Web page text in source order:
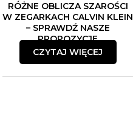
RÓŻNE OBLICZA SZAROŚCI
W ZEGARKACH CALVIN KLEIN
– SPRAWDŹ NASZE
PROPOZYCJE
CZYTAJ WIĘCEJ